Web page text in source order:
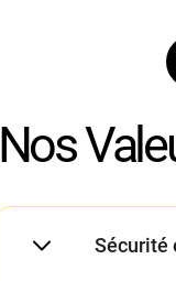
Nos
Sécurité